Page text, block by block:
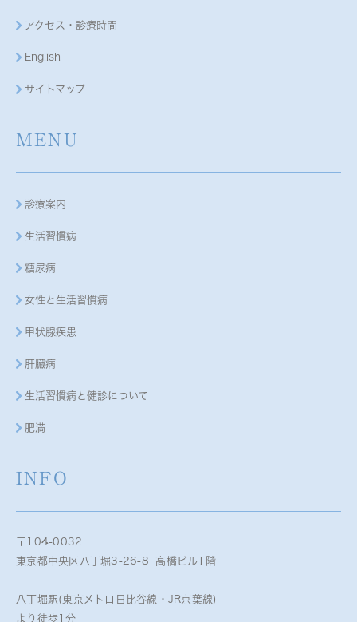
アクセス・診療時間
English
サイトマップ
MENU
診療案内
生活習慣病
糖尿病
女性と生活習慣病
甲状腺疾患
肝臓病
生活習慣病と健診について
肥満
INFO
〒104-0032
東京都中央区八丁堀3-26-8 高橋ビル1階
八丁堀駅(東京メトロ日比谷線・JR京葉線)
より徒歩1分